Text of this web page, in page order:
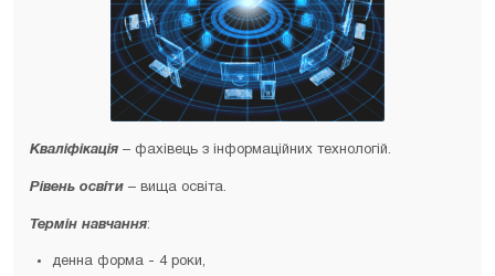
Кваліфікація – фахівець з інформаційних технологій.
Рівень освіти – вища освіта.
Термін навчання:
денна форма - 4 роки,